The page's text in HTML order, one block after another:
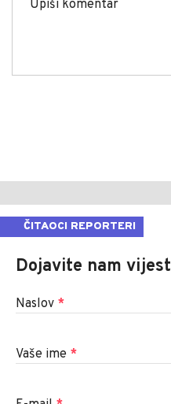
ČITAOCI REPORTERI
Dojavite nam vijest
Naslov *
Vaše ime *